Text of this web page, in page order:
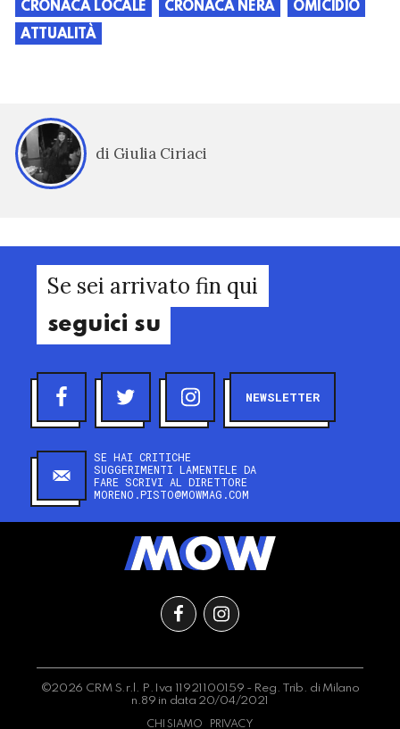
CRONACA LOCALE CRONACA NERA
OMICIDIO
ATTUALITÀ
di Giulia Ciriaci
Se sei arrivato fin qui
seguici su
NEWSLETTER
SE HAI CRITICHE
SUGGERIMENTI LAMENTELE DA
FARE SCRIVI AL DIRETTORE
MORENO.PISTO@MOWMAG.COM
©2026 CRM S.r.l. P.Iva 11921100159 - Reg. Trib. di Milano
n.89 in data 20/04/2021
CHI SIAMO PRIVACY